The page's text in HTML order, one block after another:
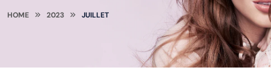
HOME 2023 JUILLET